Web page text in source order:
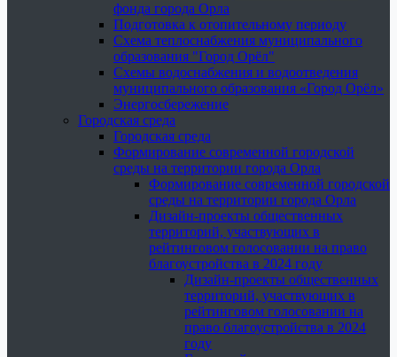
фонда города Орла
Подготовка к отопительному периоду
Схема теплоснабжения муниципального
образования "Город Орёл"
Схемы водоснабжения и водоотведения
муниципального образования «Город Орёл»
Энергосбережение
Городская среда
Городская среда
Формирование современной городской
среды на территории города Орла
Формирование современной городской
среды на территории города Орла
Дизайн-проекты общественных
территорий, участвующих в
рейтинговом голосовании на право
благоустройства в 2024 году
Дизайн-проекты общественных
территорий, участвующих в
рейтинговом голосовании на
право благоустройства в 2024
году